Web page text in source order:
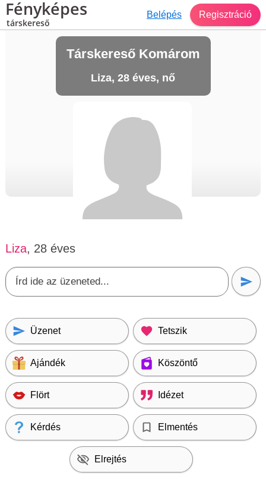
Fényképes
társkereső
Belépés Regisztráció
Társkereső Komárom
Liza, 28 éves, nő
Liza, 28 éves
Üzenet Tetszik
Ajándék Köszöntő
Flört Idézet
Kérdés Elmentés
Elrejtés